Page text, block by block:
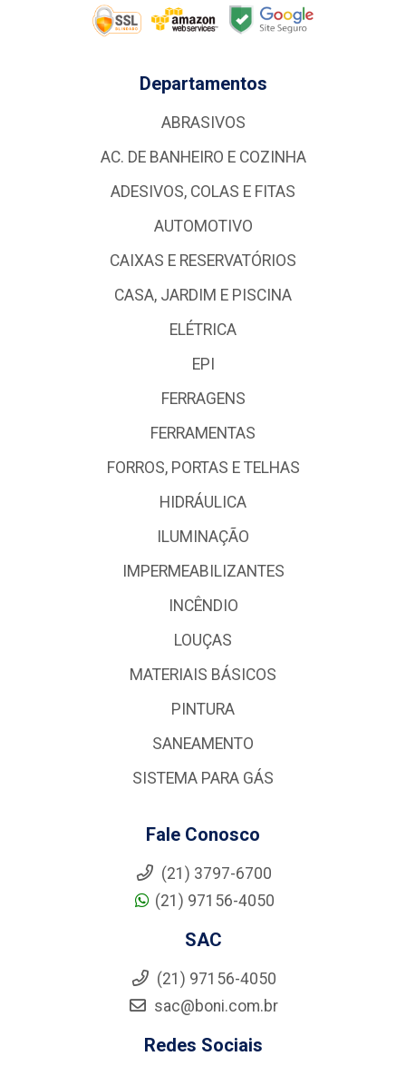
Departamentos
ABRASIVOS
AC. DE BANHEIRO E COZINHA
ADESIVOS, COLAS E FITAS
AUTOMOTIVO
CAIXAS E RESERVATÓRIOS
CASA, JARDIM E PISCINA
ELÉTRICA
EPI
FERRAGENS
FERRAMENTAS
FORROS, PORTAS E TELHAS
HIDRÁULICA
ILUMINAÇÃO
IMPERMEABILIZANTES
INCÊNDIO
LOUÇAS
MATERIAIS BÁSICOS
PINTURA
SANEAMENTO
SISTEMA PARA GÁS
Fale Conosco
(21) 3797-6700
(21) 97156-4050
SAC
(21) 97156-4050
sac@boni.com.br
Redes Sociais